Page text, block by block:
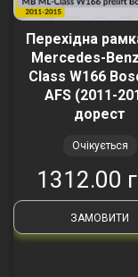
Перехідна
Mercedes-
Class W166
AFS (2011-
дорест
Очікується
1312.00
ЗАМОВИТИ